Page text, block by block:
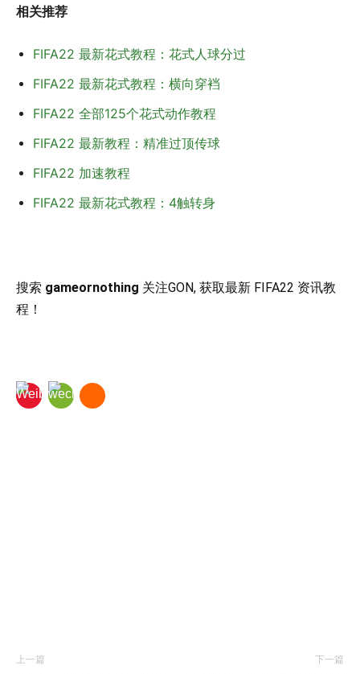
相关推荐
FIFA22 最新花式教程：花式人球分过
FIFA22 最新花式教程：横向穿裆
FIFA22 全部125个花式动作教程
FIFA22 最新教程：精准过顶传球
FIFA22 加速教程
FIFA22 最新花式教程：4触转身
搜索 gameornothing 关注GON, 获取最新 FIFA22 资讯教
程！
上一篇 下一篇